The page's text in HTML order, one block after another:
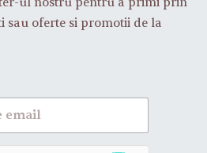
oferte si promotii de la